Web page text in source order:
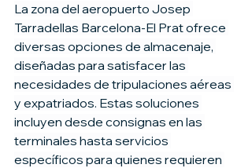
La zona del aeropuerto Josep
Tarradellas Barcelona-El Prat ofrece
diversas opciones de almacenaje,
diseñadas para satisfacer las
necesidades de tripulaciones aéreas
y expatriados. Estas soluciones
incluyen desde consignas en las
terminales hasta servicios
específicos para quienes requieren